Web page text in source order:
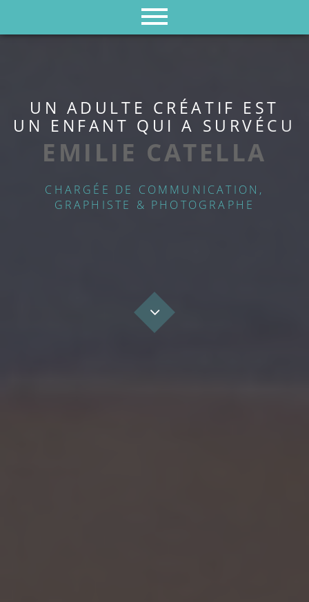
U N AD U LT E C R ÉAT I F E ST
U N E N FAN T Q U I A S U RV ÉC U
EMILIE CATELLA
CHARGÉE DE COMMUNICATION,
GRAPHISTE & PHOTOGRAPHE